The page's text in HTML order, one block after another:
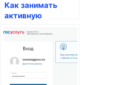
Как занимать
активную
позицию через
Госуслуги